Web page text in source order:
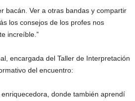
bacán. Ver a otras bandas y compartir
los consejos de los profes nos
increíble.”
encargada del Taller de Interpretación
del encuentro:
donde también aprendí